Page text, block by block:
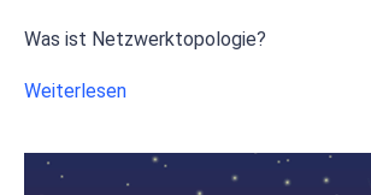
Was ist Netzwerktopologie?
Weiterlesen